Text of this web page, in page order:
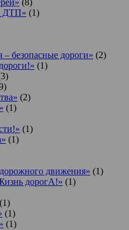
(8)
ДТП» (1)
безопасные дороги» (2)
(1)
(2)
(1)
(1)
(1)
движения» (1)
дорогА!» (1)
(1)
(1)
(1)